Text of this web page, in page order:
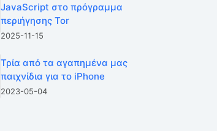
JavaScript στο πρόγραμμα
περιήγησης Tor
2025-11-15
Τρία από τα αγαπημένα μας
παιχνίδια για το iPhone
2023-05-04